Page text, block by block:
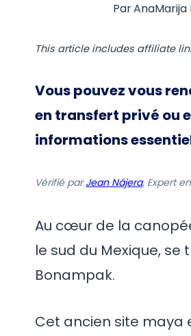
Par
This article includes affiliate
Vous pouvez vous
en transfert privé ou
informations
Vérifié parJean Nájera, Expert
Au cœur de la
le sud du Mexique,
Bonampak.
Cet ancien site maya